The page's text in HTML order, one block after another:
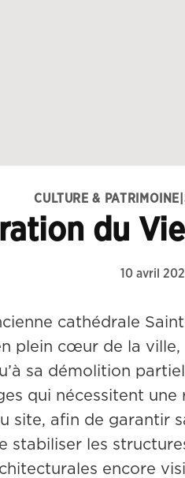
CULTURE & PATRIMOINE
du
10 avril
cathédrale
plein cœur de la ville,
sa démolition
qui nécessitent
site, afin de garantir
stabiliser les
encore